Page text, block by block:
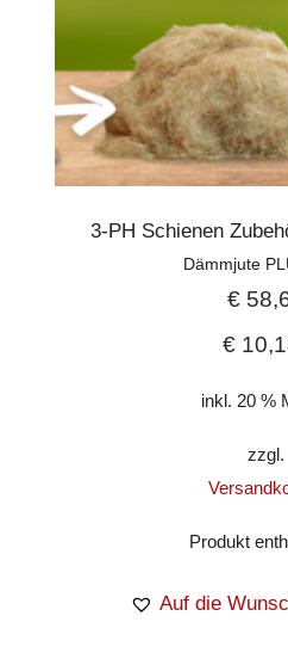
3-PH Schienen
Dämmjute
€
€
inkl. 20 %
zzgl.
Produkt
Auf die